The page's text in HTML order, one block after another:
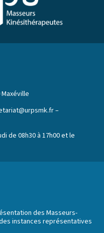
–
de 08h30 à 17h00 et le
des Masseurs-
instances représentatives